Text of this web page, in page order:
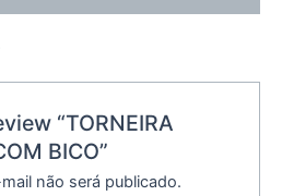
“TORNEIRA
BICO”
não será publicado.